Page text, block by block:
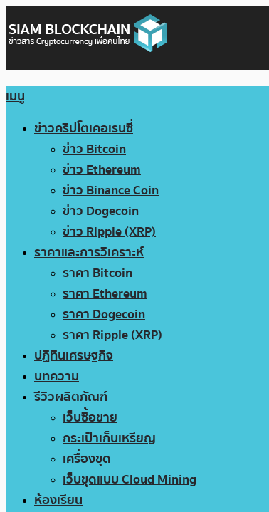
เมนู
ข่าวคริปโตเคอเรนซี่
ข่าว Bitcoin
ข่าว Ethereum
ข่าว Binance Coin
ข่าว Dogecoin
ข่าว Ripple (XRP)
ราคาและการวิเคราะห์
ราคา Bitcoin
ราคา Ethereum
ราคา Dogecoin
ราคา Ripple (XRP)
ปฏิทินเศรษฐกิจ
บทความ
รีวิวผลิตภัณฑ์
เว็บซื้อขาย
กระเป๋าเก็บเหรียญ
เครื่องขุด
เว็บขุดแบบ Cloud Mining
ห้องเรียน